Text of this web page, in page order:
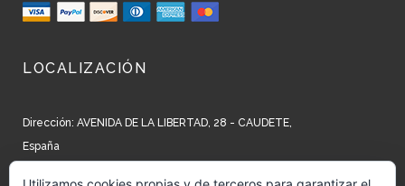
LOCALIZACIÓN
Dirección: AVENIDA DE LA LIBERTAD, 28 - CAUDETE,
España
Teléfono: +34 965 827 250